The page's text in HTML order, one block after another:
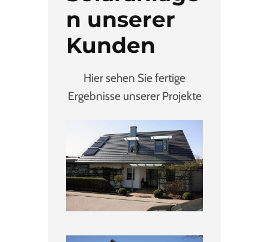
n unserer
Kunden
Hier sehen Sie fertige
Ergebnisse unserer Projekte